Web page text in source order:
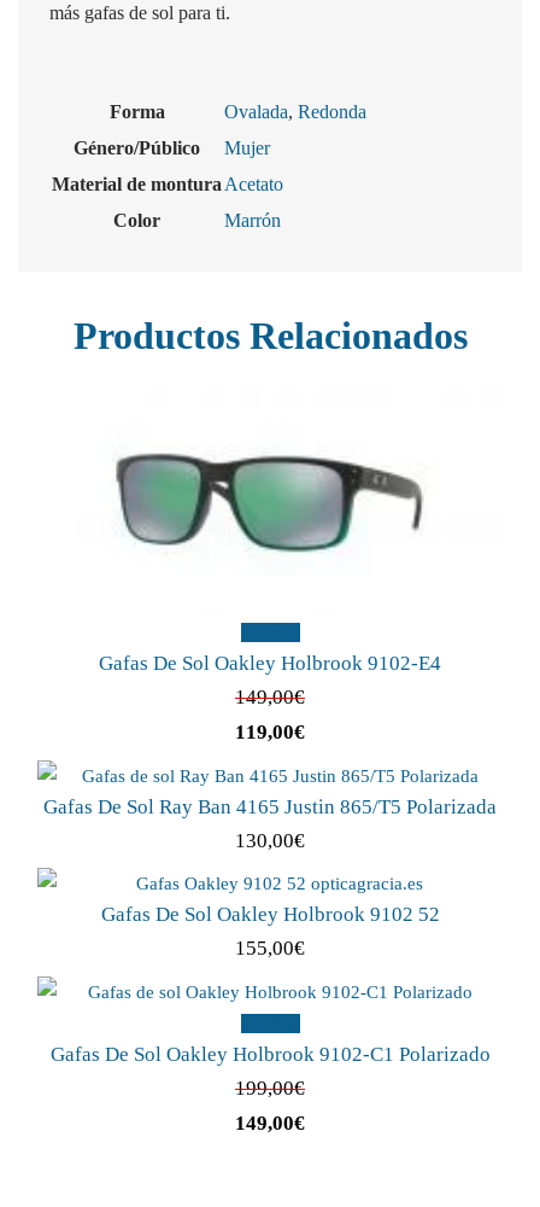
más gafas de sol para ti.
Forma Ovalada, Redonda
Género/Público
Mujer
Material de montura Acetato
Color
Marrón
Productos Relacionados
Gafas De Sol Oakley Holbrook 9102-E4
149,00€
119,00€
Gafas De Sol Ray Ban 4165 Justin 865/T5 Polarizada
130,00€
Gafas De Sol Oakley Holbrook 9102 52
155,00€
Gafas De Sol Oakley Holbrook 9102-C1 Polarizado
199,00€
149,00€